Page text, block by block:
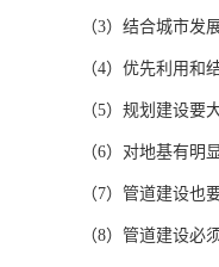
（3）结合城市发
（4）优先利用和
（5）规划建设要
（6）对地基有明
（7）管道建设也
（8）管道建设必